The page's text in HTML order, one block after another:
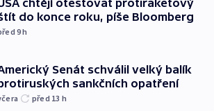
chtějí otestovat protiraketový
do konce roku, píše Bloomberg
9h
Senát schválil velký balík
sankčních opatření
před 13 h